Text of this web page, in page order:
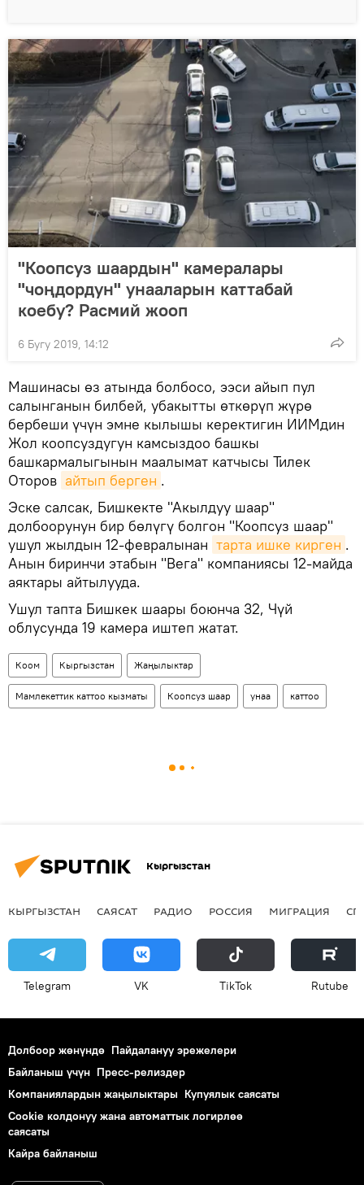
"Коопсуз шаардын" камералары
"чоңдордун" унааларын каттабай
коебу? Расмий жооп
6 Бугу 2019, 14:12
Машинасы өз атында болбосо, ээси айып пул
салынганын билбей, убакытты өткөрүп жүрө
бербеши үчүн эмне кылышы керектигин ИИМдин
Жол коопсуздугун камсыздоо башкы
башкармалыгынын маалымат катчысы Тилек
Оторов айтып берген .
Эске салсак, Бишкекте "Акылдуу шаар"
долбоорунун бир бөлүгү болгон "Коопсуз шаар"
ушул жылдын 12-февралынан тарта ишке кирген .
Анын биринчи этабын "Вега" компаниясы 12-майда
аяктары айтылууда.
Ушул тапта Бишкек шаары боюнча 32, Чүй
облусунда 19 камера иштеп жатат.
Коом Кыргызстан Жаңылыктар
Мамлекеттик каттоо кызматы Коопсуз шаар унаа каттоо
Кыргызстан
КЫРГЫЗСТАН САЯСАТ РАДИО РОССИЯ МИГРАЦИЯ
Telegram VK ТikТоk Rutube
Долбоор жөнүндө Пайдалануу эрежелери
Байланыш үчүн Пресс-релиздер
Компаниялардын жаңылыктары Купуялык саясаты
Cookie колдонуу жана автоматтык логирлөө
саясаты
Кайра байланыш